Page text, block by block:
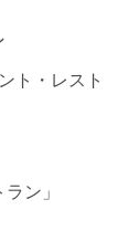
ト・レスト
ン」